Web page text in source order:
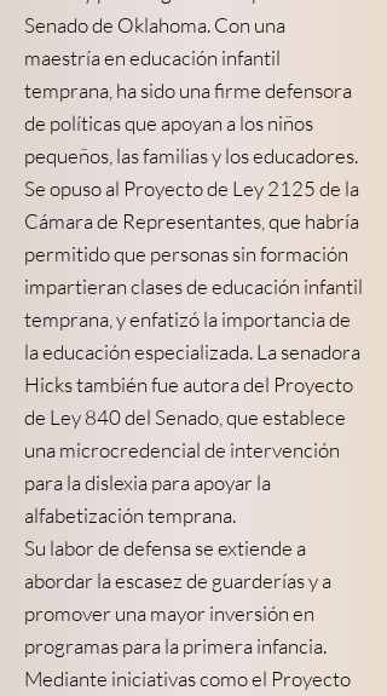
Senado de Oklahoma. Con una
maestría en educación infantil
temprana, ha sido una firme defensora
de políticas que apoyan a los niños
pequeños, las familias y los educadores.
Se opuso al Proyecto de Ley 2125 de la
Cámara de Representantes, que habría
permitido que personas sin formación
impartieran clases de educación infantil
temprana, y enfatizó la importancia de
la educación especializada. La senadora
Hicks también fue autora del Proyecto
de Ley 840 del Senado, que establece
una microcredencial de intervención
para la dislexia para apoyar la
alfabetización temprana.
Su labor de defensa se extiende a
abordar la escasez de guarderías y a
promover una mayor inversión en
programas para la primera infancia.
Mediante iniciativas como el Proyecto